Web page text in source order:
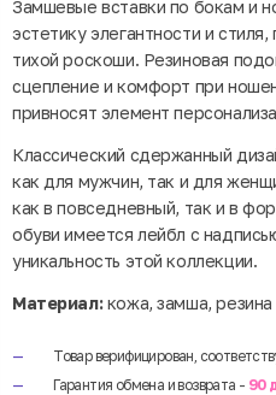
Замшевые вставки по бокам и
эстетику элегантности и
тихой роскоши. Резиновая
сцепление и комфорт при
привносят элемент
Классический сдержанный
как для мужчин, так и для
как в повседневный, так и в
обуви имеется лейбл с
уникальность этой коллекции.
Материал:кожа, замша, резина
Товар верифицирован,
Гарантия обмена и возврата - 90